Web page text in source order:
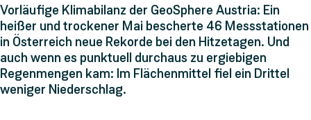
Vorläufige Klimabilanz der GeoSphere Austria: Ein
heißer und trockener Mai bescherte 46 Messstationen
in Österreich neue Rekorde bei den Hitzetagen. Und
auch wenn es punktuell durchaus zu ergiebigen
Regenmengen kam: Im Flächenmittel fiel ein Drittel
weniger Niederschlag.